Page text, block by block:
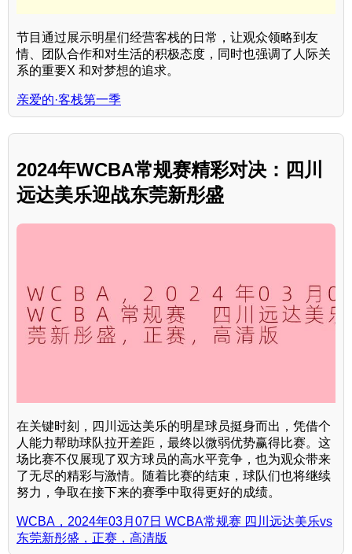
节目通过展示明星们经营客栈的日常，让观众领略到友
情、团队合作和对生活的积极态度，同时也强调了人际关
系的重要X 和对梦想的追求。
亲爱的·客栈第一季
2024年WCBA常规赛精彩对决：四川
远达美乐迎战东莞新彤盛
在关键时刻，四川远达美乐的明星球员挺身而出，凭借个
人能力帮助球队拉开差距，最终以微弱优势赢得比赛。这
场比赛不仅展现了双方球员的高水平竞争，也为观众带来
了无尽的精彩与激情。随着比赛的结束，球队们也将继续
努力，争取在接下来的赛季中取得更好的成绩。
WCBA，2024年03月07日 WCBA常规赛 四川远达美乐vs
东莞新彤盛，正赛，高清版